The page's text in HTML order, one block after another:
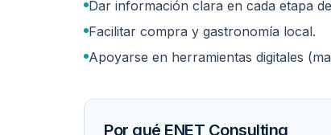
Dar información clara en cada etapa
Facilitar compra y gastronomía local.
Apoyarse en herramientas digitales
Por qué ENET Consulting